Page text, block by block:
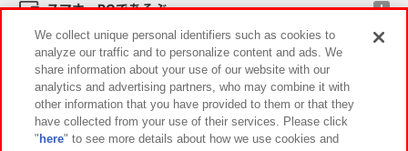
スマホ・PCであそぶ
イベント・キャンペーン
We collect unique personal identifiers such as cookies to
analyze our traffic and to personalize content and ads. We
share information about your use of our website with our
analytics and advertising partners, who may combine it with
other information that you have provided to them or that they
have collected from your use of their services. Please click
" here" to see more details about how we use cookies and